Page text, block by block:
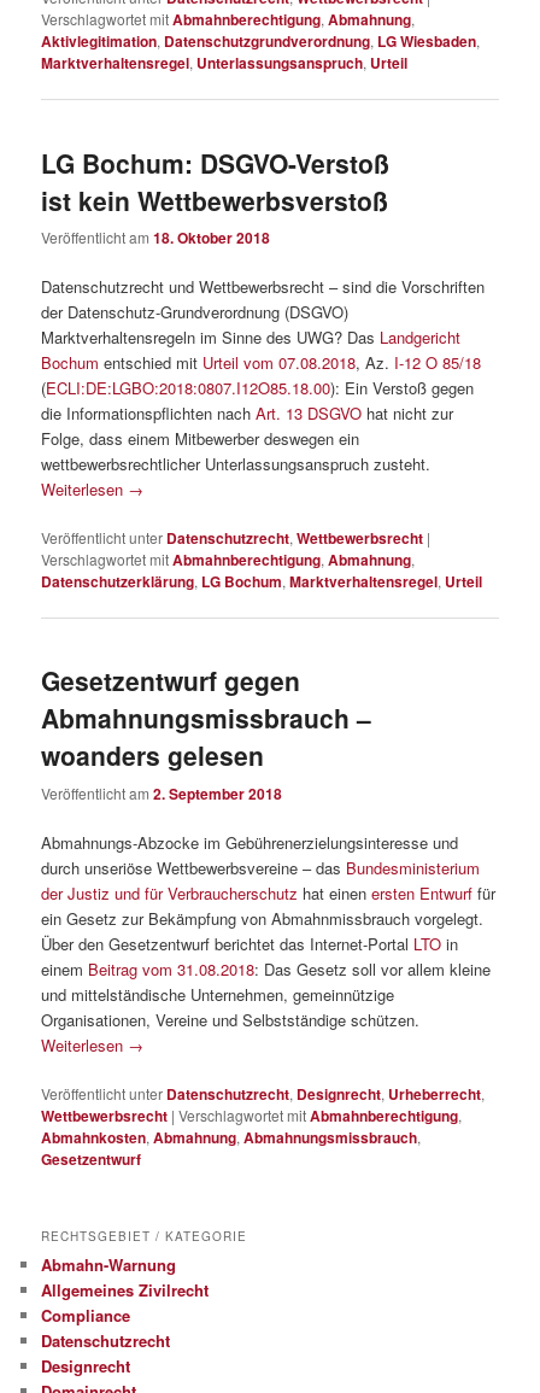
Verschlagwortet mitAbmahnberechtigung,Abmahnung,
Aktivlegitimation, Datenschutzgrundverordnung, LG Wiesbaden,
Marktverhaltensregel, Unterlassungsanspruch, Urteil
LG Bochum: DSGVO-Verstoß
ist kein Wettbewerbsverstoß
Veröffentlicht am18. Oktober 2018
Datenschutzrecht und Wettbewerbsrecht – sind die Vorschriften
der Datenschutz-Grundverordnung (DSGVO)
Marktverhaltensregeln im Sinne des UWG? Das Landgericht
Bochum entschied mit Urteil vom 07.08.2018, Az. I-12 O 85/18
(ECLI:DE:LGBO:2018:0807.I12O85.18.00): Ein Verstoß gegen
die Informationspflichten nachArt. 13 DSGVO hat nicht zur
Folge, dass einem Mitbewerber deswegen ein
wettbewerbsrechtlicher Unterlassungsanspruch zusteht.
Weiterlesen →
Veröffentlicht unter Datenschutzrecht,Wettbewerbsrecht |
Verschlagwortet mitAbmahnberechtigung,Abmahnung,
Datenschutzerklärung, LG Bochum,Marktverhaltensregel, Urteil
Gesetzentwurf gegen
Abmahnungsmissbrauch –
woanders gelesen
Veröffentlicht am2. September 2018
Abmahnungs-Abzocke im Gebührenerzielungsinteresse und
durch unseriöse Wettbewerbsvereine – das Bundesministerium
der Justiz und für Verbraucherschutz hat einenersten Entwurf für
ein Gesetz zur Bekämpfung von Abmahnmissbrauch vorgelegt.
Über den Gesetzentwurf berichtet das Internet-Portal LTO in
einem Beitrag vom 31.08.2018: Das Gesetz soll vor allem kleine
und mittelständische Unternehmen, gemeinnützige
Organisationen, Vereine und Selbstständige schützen.
Weiterlesen →
Veröffentlicht unter Datenschutzrecht, Designrecht, Urheberrecht,
Wettbewerbsrecht |Verschlagwortet mitAbmahnberechtigung,
Abmahnkosten,Abmahnung,Abmahnungsmissbrauch,
Gesetzentwurf
RECHTSGEBIET / KATEGORIE
Abmahn-Warnung
Allgemeines Zivilrecht
Compliance
Datenschutzrecht
Designrecht